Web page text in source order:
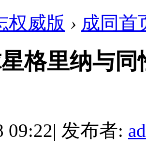
权威版 › 成同首
格里纳与
09:22| 发布者: